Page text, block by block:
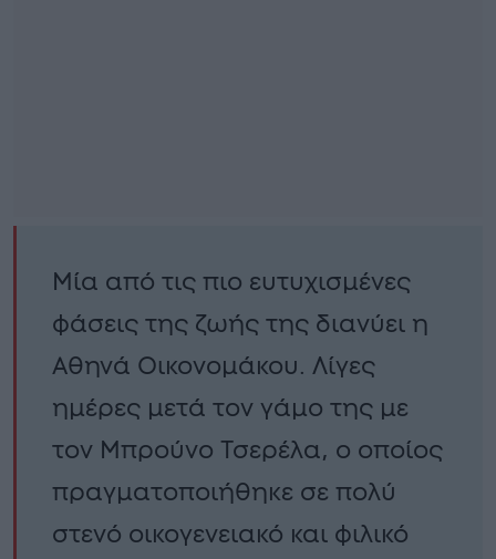
Μία από τις πιο ευτυχισμένες
φάσεις της ζωής της διανύει η
Αθηνά Οικονομάκου. Λίγες
ημέρες μετά τον γάμο της με
τον Μπρούνο Τσερέλα, ο οποίος
πραγματοποιήθηκε σε πολύ
στενό οικογενειακό και φιλικό